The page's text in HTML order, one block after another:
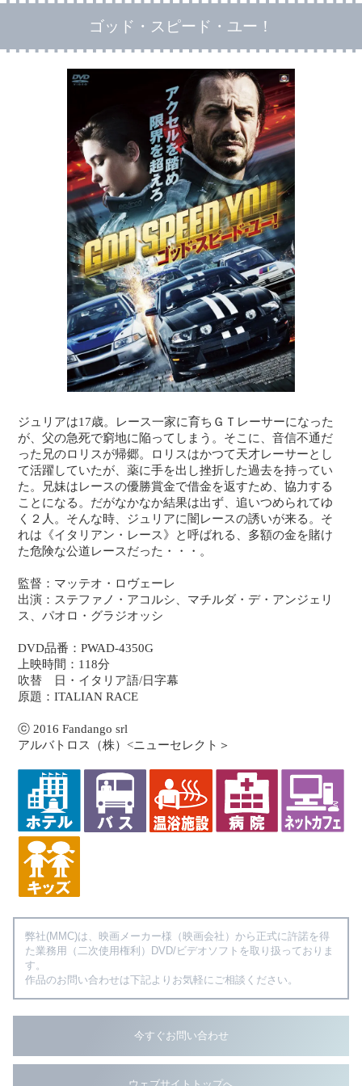
ゴッド・スピード・ユー！
ジュリアは17歳。レース一家に育ちＧＴレーサーになった
が、父の急死で窮地に陥ってしまう。そこに、音信不通だ
った兄のロリスが帰郷。ロリスはかつて天才レーサーとし
て活躍していたが、薬に手を出し挫折した過去を持ってい
た。兄妹はレースの優勝賞金で借金を返すため、協力する
ことになる。だがなかなか結果は出ず、追いつめられてゆ
く２人。そんな時、ジュリアに闇レースの誘いが来る。そ
れは《イタリアン・レース》と呼ばれる、多額の金を賭け
た危険な公道レースだった・・・。
監督：マッテオ・ロヴェーレ
出演：ステファノ・アコルシ、マチルダ・デ・アンジェリ
ス、パオロ・グラジオッシ
DVD品番：PWAD-4350G
上映時間：118分
吹替 日・イタリア語/日字幕
原題：ITALIAN RACE
ⓒ 2016 Fandango srl
アルバトロス（株）<ニューセレクト＞
弊社(MMC)は、映画メーカー様（映画会社）から正式に許諾を得
た業務用（二次使用権利）DVD/ビデオソフトを取り扱っておりま
す。
作品のお問い合わせは下記よりお気軽にご相談ください。
今すぐお問い合わせ